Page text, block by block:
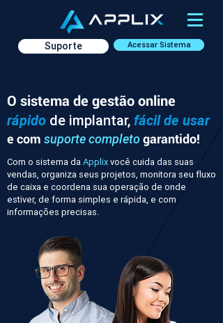
Acessar Sistema
Suporte
O sistema de gestão online
rápido de implantar, fácil de usar
e com suporte completogarantido!
Com o sistema daApplixvocê cuida das suas
vendas, organiza seus projetos, monitora seu fluxo
de caixa e coordena sua operação de onde
estiver, de forma simples e rápida, e com
informações precisas.